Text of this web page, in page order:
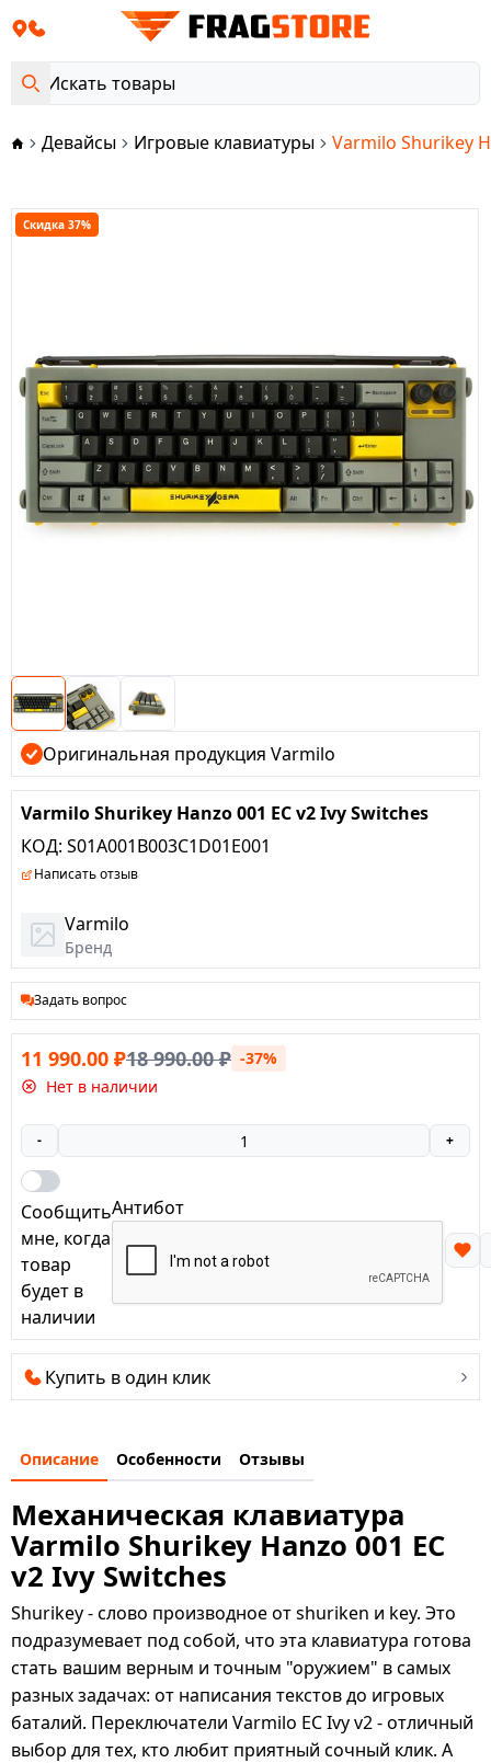
Девайсы Игровые клавиатуры Varmilo Shurikey
Скидка 37%
Оригинальная продукция Varmilo
Varmilo Shurikey Hanzo 001 EC v2 Ivy Switches
КОД: S01A001B003C1D01E001
Написать отзыв
Varmilo
Бренд
Задать вопрос
11 990.00 ₽18 990.00₽ -37%
Нет в наличии
- +
Сообщить
мне, когда
товар
будет в
наличии
Антибот
Купить в один клик
Описание Особенности Отзывы
Механическая клавиатура
Varmilo Shurikey Hanzo 001 EC
v2 Ivy Switches
Shurikey - слово производное от shuriken и key. Это
подразумевает под собой, что эта клавиатура готова
стать вашим верным и точным "оружием" в самых
разных задачах: от написания текстов до игровых
баталий. Переключатели Varmilo EC Ivy v2 - отличный
выбор для тех, кто любит приятный сочный клик. А